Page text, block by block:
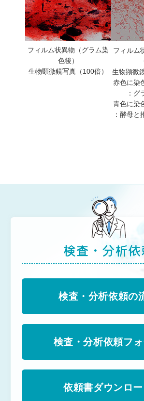
フィルム状異物（グラム染
色後）
生物顕微鏡写真（100倍）
フィルム
生物顕微
赤色に染
：グ
青色に染
：酵母と
検査・分析
検査・分析依頼の
検査・分析依頼フ
依頼書ダウンロ